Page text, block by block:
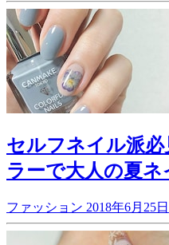
セルフネイル派
ラーで大人の夏ネ
ファッション 2018年6月25日